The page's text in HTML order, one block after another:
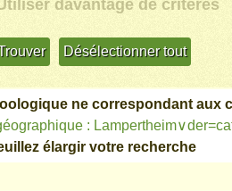
davantage de critères
ne correspondant aux
:
élargir votre recherche